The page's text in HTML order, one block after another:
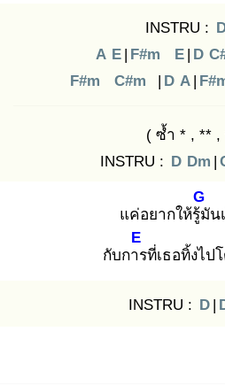
INSTRU :
A E | F#m E | D
F#m
C#m | D A |
( ซ้ำ * , ** ,
INSTRU : D Dm |
แค่อยากให้รู้มั
G
น
กับการ
E
ที่เธอทิ้งไป
INSTRU : D |